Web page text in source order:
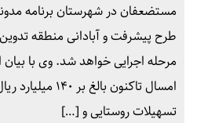
مستضعفان در شهرستان برنامه
طرح پیشرفت و آبادانی منطقه
مرحله اجرایی خواهد شد. وی با بیان
امسال تاکنون بالغ
تسهیلات روستایی و […]